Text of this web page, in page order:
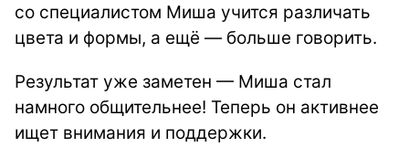
со специалистом Миша учится различать
цвета и формы, а ещё — больше говорить.
Результат уже заметен — Миша стал
намного общительнее! Теперь он активнее
ищет внимания и поддержки.